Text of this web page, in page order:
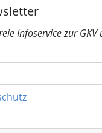
Infoservicezur GKV